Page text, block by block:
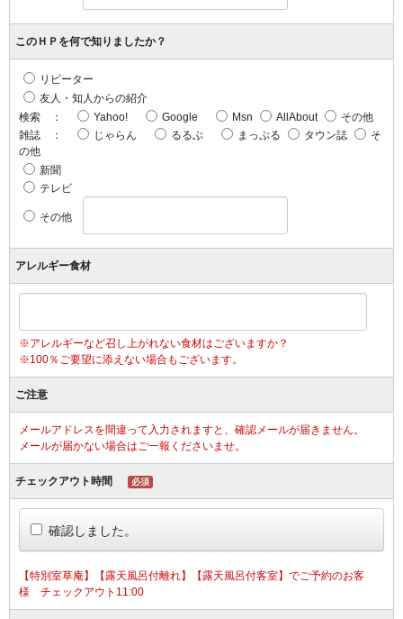
このＨＰを何で知りましたか？
リピーター
友人・知人からの紹介
検索 ：
Yahoo! Google Msn AllAbout
その他
雑誌 ：
じゃらん るるぶ まっぷる タウン誌
そ
の他
新聞
テレビ
その他
アレルギー食材
※アレルギーなど召し上がれない食材はございますか？
※100％ご要望に添えない場合もございます。
ご注意
メールアドレスを間違って入力されますと、確認メールが届きません。
メールが届かない場合はご一報くださいませ。
チェックアウト時間 必須
確認しました。
【特別室草庵】【露天風呂付離れ】【露天風呂付客室】でご予約のお客
様 チェックアウト11:00